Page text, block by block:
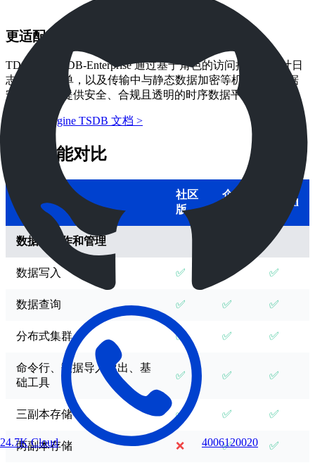
24.7K Cloud 4006120020
更适配企业的安全特性
TDengine TSDB-Enterprise 通过基于角色的访问控制、审计日
志、IP 白名单，以及传输中与静态数据加密等机制保障数据
安全，为您提供安全、合规且透明的时序数据平台。
访问 TDengine TSDB 文档 >
版本功能对比
社区
版
企业
Cloud
数据库操作和管理
数据写入 ✅ ✅
数据查询 ✅ ✅ ✅
分布式集群 ✅ ✅ ✅
命令行、数据导入导出、基
础工具
✅ ✅ ✅
三副本存储 ✅ ✅ ✅
两副本存储 ❌ ✅ ✅